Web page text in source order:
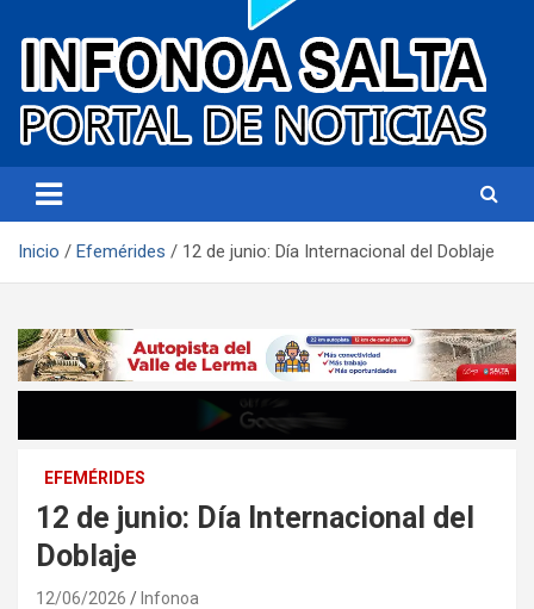
Infonoa Salta
Inicio Efemérides 12 de junio: Día Internacional del Doblaje
EFEMÉRIDES
12 de junio: Día Internacional del
Doblaje
12/06/2026 Infonoa